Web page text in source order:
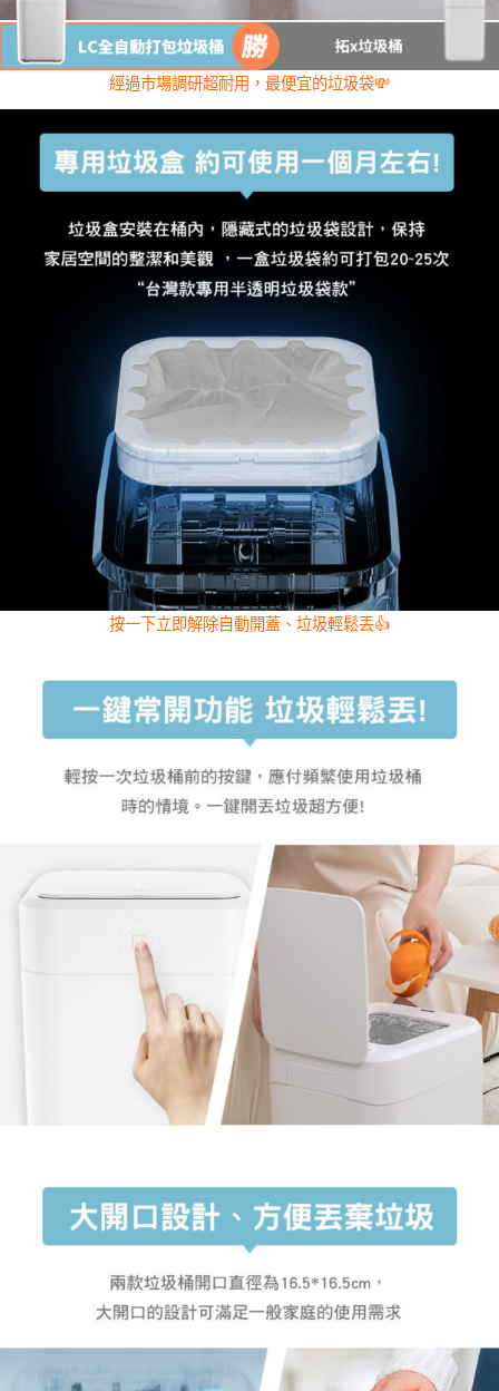
經過市場調研超耐用，最便宜的垃圾袋💸
按一下立即解除自動開蓋、垃圾輕鬆丟👍